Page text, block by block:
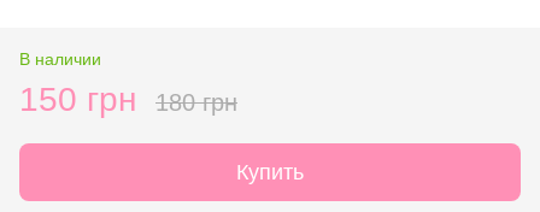
В наличии
150 грн 180 грн
Купить